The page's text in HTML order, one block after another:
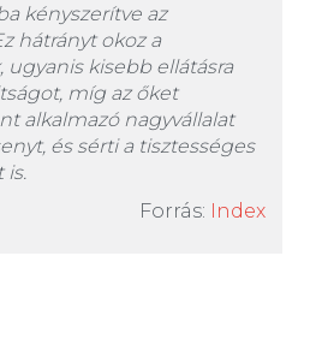
kényszerítve az
hátrányt okoz a
ugyanis kisebb ellátásra
míg az őket
alkalmazó nagyvállalat
és sérti a tisztességes
is.
Forrás: Index